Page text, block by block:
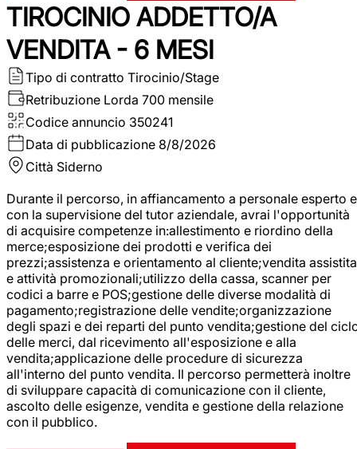
TIROCINIO ADDETTO/A
VENDITA - 6 MESI
Tipo di contratto Tirocinio/Stage
Retribuzione Lorda 700 mensile
Codice annuncio 350241
Data di pubblicazione 8/8/2026
Città Siderno
Durante il percorso, in affiancamento a personale esperto e
con la supervisione del tutor aziendale, avrai l'opportunità
di acquisire competenze in:allestimento e riordino della
merce;esposizione dei prodotti e verifica dei
prezzi;assistenza e orientamento al cliente;vendita assistita
e attività promozionali;utilizzo della cassa, scanner per
codici a barre e POS;gestione delle diverse modalità di
pagamento;registrazione delle vendite;organizzazione
degli spazi e dei reparti del punto vendita;gestione del
delle merci, dal ricevimento all'esposizione e alla
vendita;applicazione delle procedure di sicurezza
all'interno del punto vendita. Il percorso permetterà inoltre
di sviluppare capacità di comunicazione con il cliente,
ascolto delle esigenze, vendita e gestione della relazione
con il pubblico.